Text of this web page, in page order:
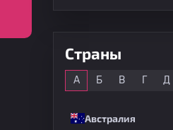
Страны
А Б В Г Д
Австралия